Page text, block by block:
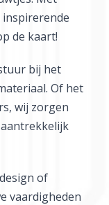
de kaart!
bij het
Of het
wij zorgen
of
vaardigheden